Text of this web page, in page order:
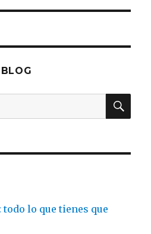
lo que tienes que